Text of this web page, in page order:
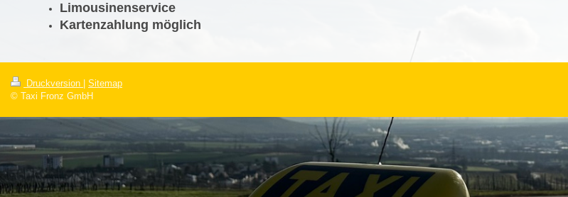
Limousinenservice
Kartenzahlung möglich
Druckversion | Sitemap
© Taxi Fronz GmbH